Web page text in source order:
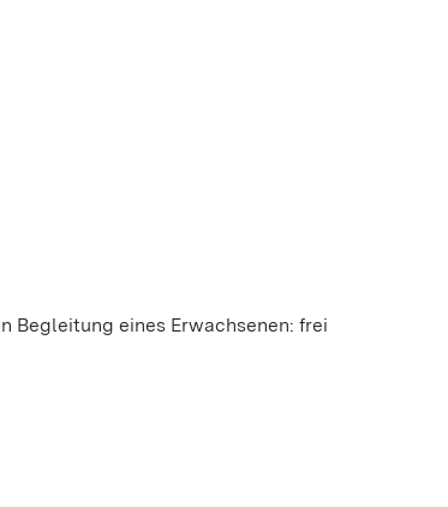
Begleitung eines Erwachsenen: frei